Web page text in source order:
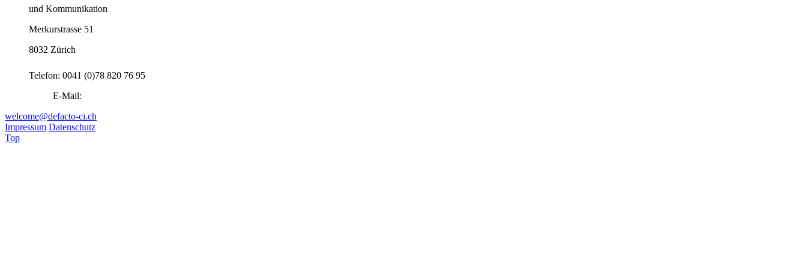
und Kommunikation
Merkurstrasse 51
8032 Zürich
Telefon: 0041 (0)78 820 76 95
E-Mail:
welcome@defacto-ci.ch
Impressum Datenschutz
Top